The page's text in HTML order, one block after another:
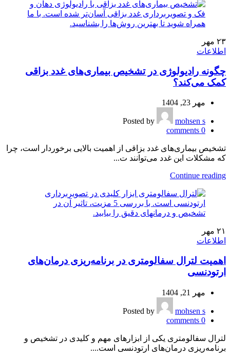
۲۳ مهر
اطلاعات
چگونه رادیولوژی در تشخیص بیماری‌های غدد بزاقی
کمک می‌کند؟
مهر 23, 1404
Posted by
mohsen s
0
comments
تشخیص بیماری‌های غدد بزاقی از اهمیت بالایی برخوردار است، چرا
که مشکلات این غدد می‌توانند ت...
Continue reading
۲۱ مهر
اطلاعات
اهمیت لترال سفالومتری در برنامه‌ریزی درمان‌های
ارتودنسی
مهر 21, 1404
Posted by
mohsen s
0
comments
لترال سفالومتری یکی از ابزارهای مهم و کلیدی در تشخیص و
برنامه‌ریزی درمان‌های ارتودنسی است....